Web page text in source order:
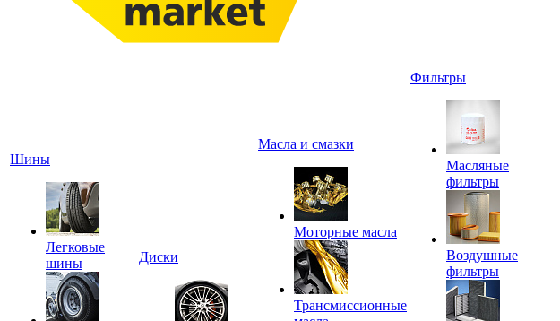
Шины
Легковые
шины
Диски
Масла и смазки
Моторные масла
Трансмиссионные
Фильтры
Масляные
фильтры
Воздушные
фильтры